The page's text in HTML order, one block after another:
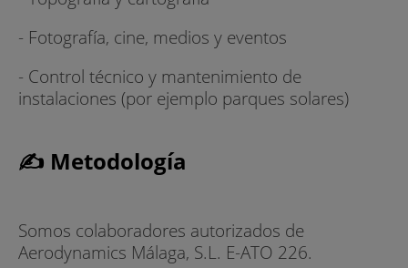
- Fotografía, cine, medios y eventos
- Control técnico y mantenimiento de
instalaciones (por ejemplo parques solares)
✍ Metodología
Somos colaboradores autorizados de
Aerodynamics Málaga, S.L. E-ATO 226.